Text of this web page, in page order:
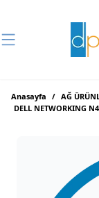
Anasayfa / AĞ
DELL NETWORKING